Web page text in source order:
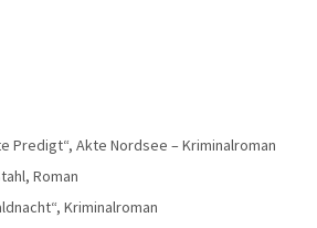
Predigt“, Akte Nordsee – Kriminalroman
Roman
Kriminalroman